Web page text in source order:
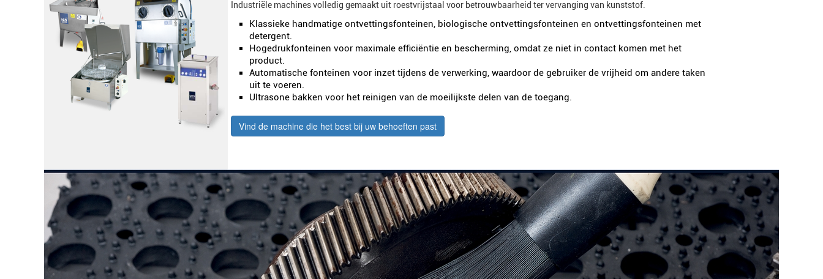
Industriële machines volledig gemaakt uit roestvrijstaal voor betrouwbaarheid ter vervanging van kunststof.
Klassieke handmatige ontvettingsfonteinen, biologische ontvettingsfonteinen en ontvettingsfonteinen met
detergent.
Hogedrukfonteinen voor maximale efficiëntie en bescherming, omdat ze niet in contact komen met het
product.
Automatische fonteinen voor inzet tijdens de verwerking, waardoor de gebruiker de vrijheid om andere taken
uit te voeren.
Ultrasone bakken voor het reinigen van de moeilijkste delen van de toegang.
Vind de machine die het best bij uw behoeften past